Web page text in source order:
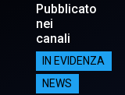
Pubblicato
nei
canali
IN EVIDENZA
NEWS